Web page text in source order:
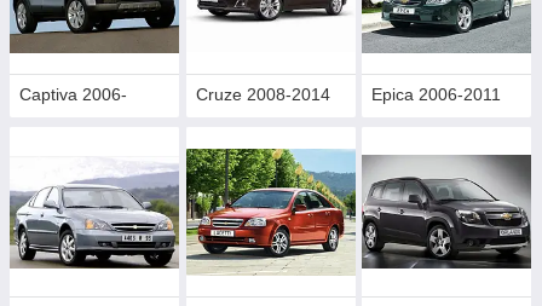
Captiva 2006- Cruze 2008-2014 Epica 2006-2011